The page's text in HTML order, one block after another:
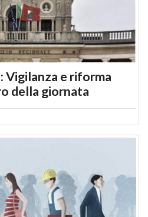
Vigilanza e riforma
della giornata